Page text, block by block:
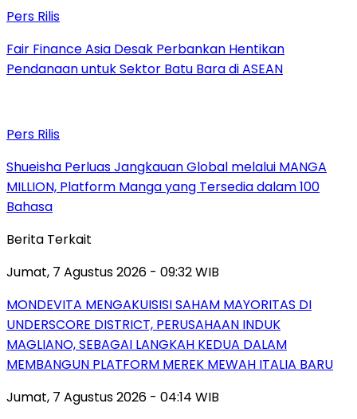
Pers Rilis
Fair Finance Asia Desak Perbankan Hentikan
Pendanaan untuk Sektor Batu Bara di ASEAN
Pers Rilis
Shueisha Perluas Jangkauan Global melalui MANGA
MILLION, Platform Manga yang Tersedia dalam 100
Bahasa
Berita Terkait
Jumat, 7 Agustus 2026 - 09:32 WIB
MONDEVITA MENGAKUISISI SAHAM MAYORITAS DI
UNDERSCORE DISTRICT, PERUSAHAAN INDUK
MAGLIANO, SEBAGAI LANGKAH KEDUA DALAM
MEMBANGUN PLATFORM MEREK MEWAH ITALIA BARU
Jumat, 7 Agustus 2026 - 04:14 WIB